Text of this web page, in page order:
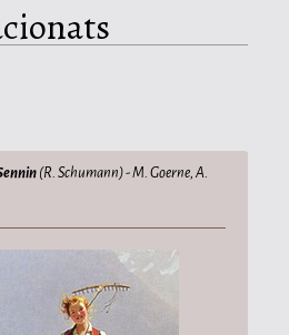
(R. Schumann) - M. Goerne, A.